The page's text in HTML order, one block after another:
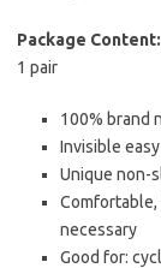
Package Content:
1 pair
100% brand
Invisible
Unique non-
necessary
Good for: